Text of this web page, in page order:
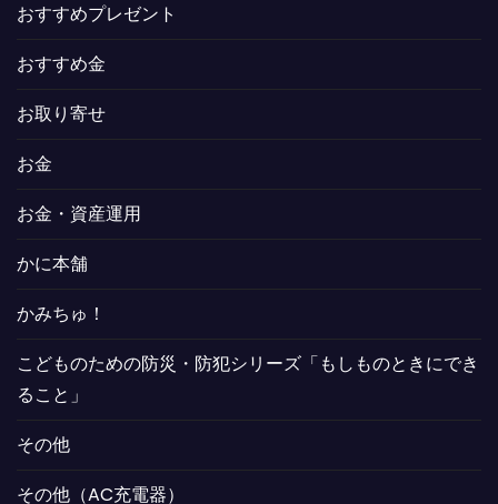
おすすめプレゼント
おすすめ金
お取り寄せ
お金
お金・資産運用
かに本舗
かみちゅ！
こどものための防災・防犯シリーズ「もしものときにでき
ること」
その他
その他（AC充電器）